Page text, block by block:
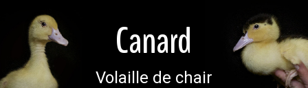
Canard
Volaille de chair